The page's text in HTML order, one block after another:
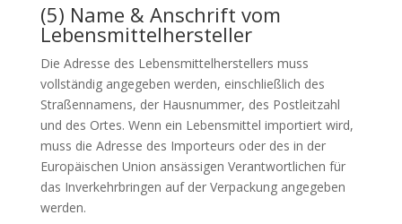
(5) Name & Anschrift vom
Lebensmittelhersteller
Die Adresse des Lebensmittelherstellers muss
vollständig angegeben werden, einschließlich des
Straßennamens, der Hausnummer, des Postleitzahl
und des Ortes. Wenn ein Lebensmittel importiert wird,
muss die Adresse des Importeurs oder des in der
Europäischen Union ansässigen Verantwortlichen für
das Inverkehrbringen auf der Verpackung angegeben
werden.